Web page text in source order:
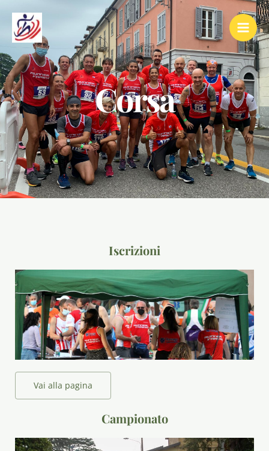
Corsa
Iscrizioni
Vai alla pagina
Campionato